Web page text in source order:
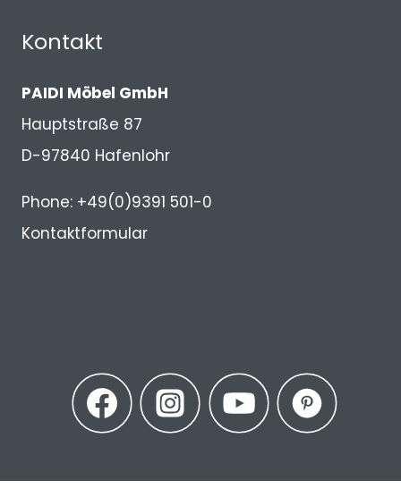
Kontakt
PAIDI Möbel GmbH
Hauptstraße 87
D-97840 Hafenlohr
Phone: +49(0)9391 501-0
Kontaktformular